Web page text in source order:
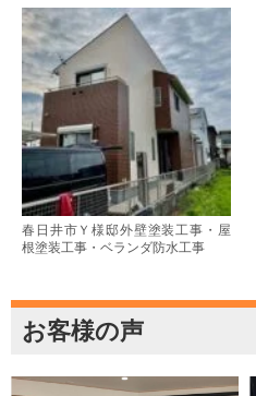
春日井市Ｙ様邸外壁塗装工事・屋
根塗装工事・ベランダ防水工事
お客様の声